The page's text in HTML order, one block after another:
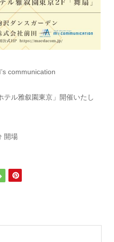
communication
テル雅叙園東京」開催いたし
開場